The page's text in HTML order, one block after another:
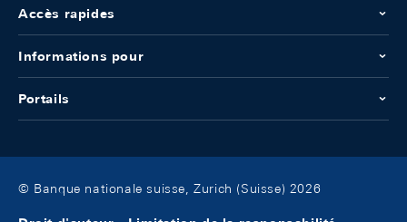
Accès rapides
Informations pour
Portails
© Banque nationale suisse, Zurich (Suisse) 2026